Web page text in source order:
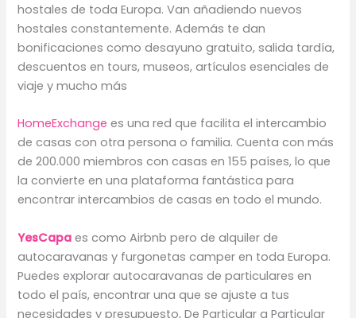
hostales de toda Europa. Van añadiendo nuevos
hostales constantemente. Además te dan
bonificaciones como desayuno gratuito, salida tardía,
descuentos en tours, museos, artículos esenciales de
viaje y mucho más
HomeExchange es una red que facilita el intercambio
de casas con otra persona o familia. Cuenta con más
de 200.000 miembros con casas en 155 países, lo que
la convierte en una plataforma fantástica para
encontrar intercambios de casas en todo el mundo.
YesCapa es como Airbnb pero de alquiler de
autocaravanas y furgonetas camper en toda Europa.
Puedes explorar autocaravanas de particulares en
todo el país, encontrar una que se ajuste a tus
necesidades y presupuesto, De Particular a Particular